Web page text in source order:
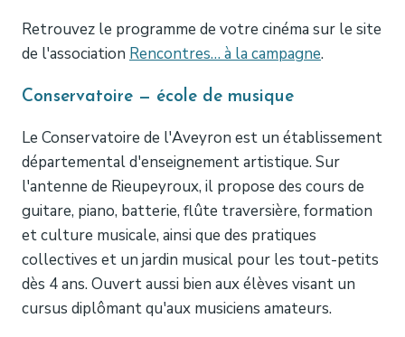
Retrouvez le programme de votre cinéma sur le site
de l'association Rencontres… à la campagne.
Conservatoire — école de musique
Le Conservatoire de l'Aveyron est un établissement
départemental d'enseignement artistique. Sur
l'antenne de Rieupeyroux, il propose des cours de
guitare, piano, batterie, flûte traversière, formation
et culture musicale, ainsi que des pratiques
collectives et un jardin musical pour les tout-petits
dès 4 ans. Ouvert aussi bien aux élèves visant un
cursus diplômant qu'aux musiciens amateurs.